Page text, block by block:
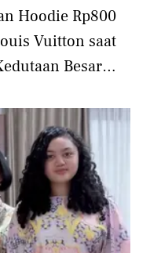
Hoodie Rp800
Vuitton saat
Besar